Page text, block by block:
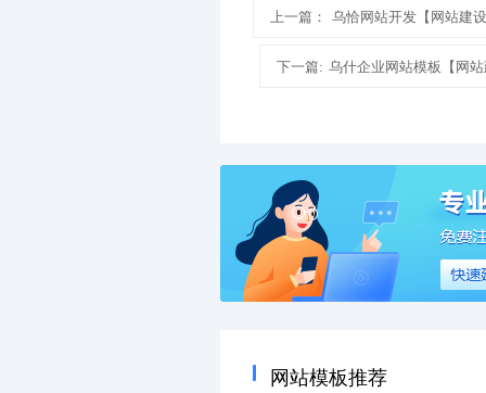
上一篇： 乌恰网站开发【网站建
下一篇: 乌什企业网站模板【网
网站模板推荐